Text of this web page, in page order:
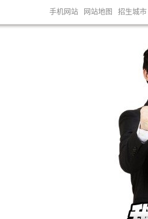
手机网站 网站地图 招生城市
培训学校,陇南手机维修培训学校,酒泉手机维修